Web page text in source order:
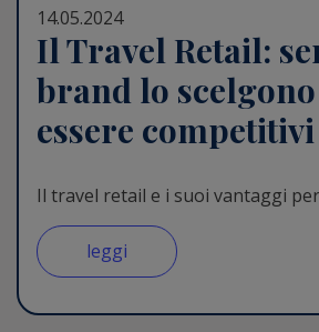
14.05.2024
Il Travel Retail:
brand lo
essere competitivi
Il travel retail e i suoi vantaggi
leggi